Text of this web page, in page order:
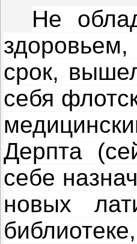
Не
срок,
себя
Дерпта
себе
новых